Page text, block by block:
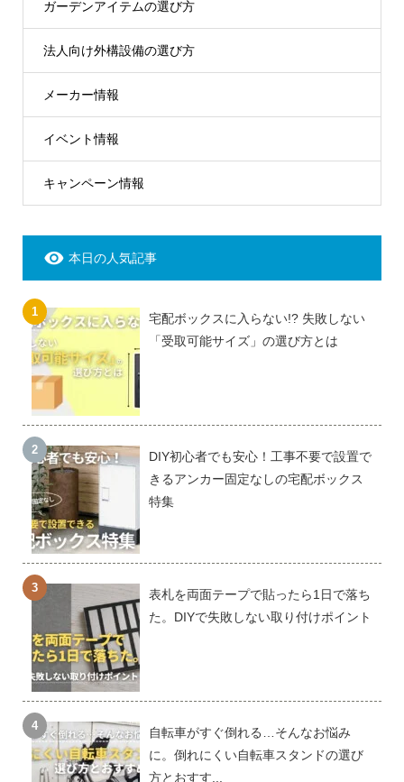
ガーデンアイテムの選び方
法人向け外構設備の選び方
メーカー情報
イベント情報
キャンペーン情報
本日の人気記事
宅配ボックスに入らない!? 失敗しない
「受取可能サイズ」の選び方とは
DIY初心者でも安心！工事不要で設置で
きるアンカー固定なしの宅配ボックス
特集
表札を両面テープで貼ったら1日で落ち
た。DIYで失敗しない取り付けポイント
自転車がすぐ倒れる…そんなお悩み
に。倒れにくい自転車スタンドの選び
方とおすす...